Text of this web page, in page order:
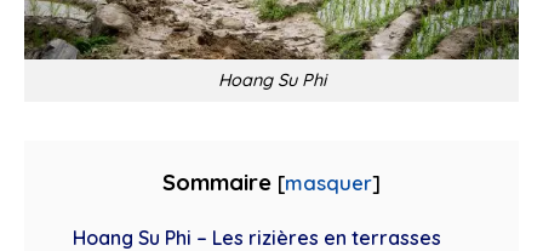
Hoang Su Phi
Sommaire [masquer]
Hoang Su Phi – Les rizières en terrasses